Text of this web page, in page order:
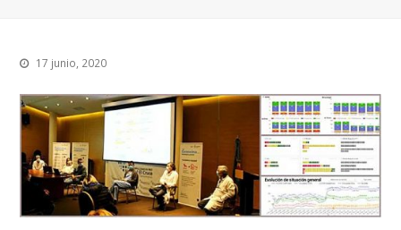
17 junio, 2020